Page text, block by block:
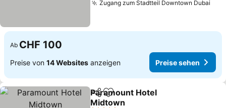
Zugang zum Stadtteil Downtown Dubai
Ab CHF 100
Preise von 14 Websites anzeigen Preise sehen
TeilenZu Favoriten hinzufügen
Paramount Hotel
Midtown